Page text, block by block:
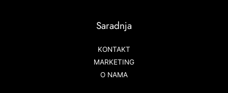
Saradnja
KONTAKT
MARKETING
O NAMA